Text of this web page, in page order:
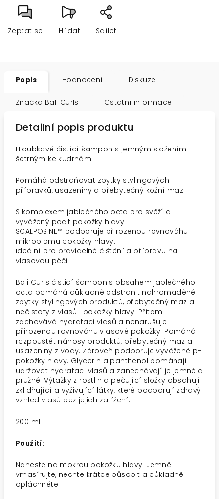
Zeptat se Hlídat Sdílet
Popis Hodnocení Diskuze
Značka Bali Curls Ostatní informace
Detailní popis produktu
Hloubkově čistící šampon s jemným složením
šetrným ke kudrnám.
Pomáhá odstraňovat zbytky stylingových
přípravků, usazeniny a přebytečný kožní maz
S komplexem jablečného octa pro svěží a
vyvážený pocit pokožky hlavy.
SCALPOSINE™ podporuje přirozenou rovnováhu
mikrobiomu pokožky hlavy.
Ideální pro pravidelné čištění a přípravu na
vlasovou péči.
Bali Curls čisticí šampon s obsahem jablečného
octa pomáhá důkladně odstranit nahromaděné
zbytky stylingových produktů, přebytečný maz a
nečistoty z vlasů i pokožky hlavy. Přitom
zachovává hydrataci vlasů a nenarušuje
přirozenou rovnováhu vlasové pokožky. Pomáhá
rozpouštět nánosy produktů, přebytečný maz a
usazeniny z vody. Zároveň podporuje vyvážené pH
pokožky hlavy. Glycerin a panthenol pomáhají
udržovat hydrataci vlasů a zanechávají je jemné a
pružné.Výtažky z rostlin a pečující složky obsahují
zklidňující a vyživující látky, které podporují zdravý
vzhled vlasů bez jejich zatížení.
200 ml
Použití:
Naneste na mokrou pokožku hlavy. Jemně
vmasírujte, nechte krátce působit a důkladně
opláchněte.